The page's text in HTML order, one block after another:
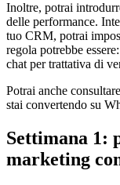
Inoltre, potrai
delle performance.
tuo CRM, potrai
regola potrebbe
chat per trattativa di
Potrai anche
stai convertendo su
Settimana 1:
marketing